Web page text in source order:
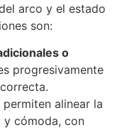
arco y el estado
son:
o
progresivamente
permiten alinear la
y cómoda, con